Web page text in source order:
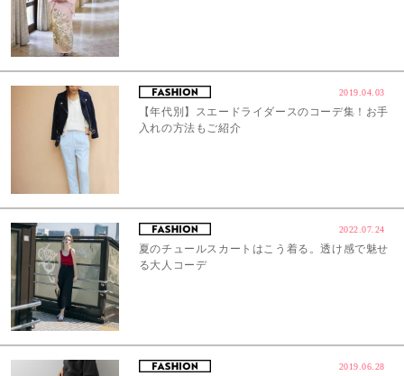
2019.04.03
【年代別】スエードライダースのコーデ集！お手
入れの方法もご紹介
2022.07.24
夏のチュールスカートはこう着る。透け感で魅せ
る大人コーデ
2019.06.28